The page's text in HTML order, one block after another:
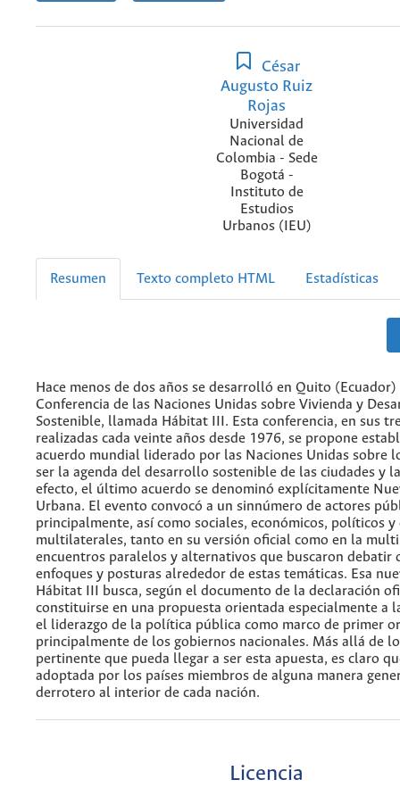
César
Augusto Ruiz
Rojas
Universidad
Nacional de
Colombia - Sede
Bogotá -
Instituto de
Estudios
Urbanos (IEU)
Resumen Texto completo HTML Estadísticas
Hace menos de dos años se desarrolló en Quito
Conferencia de las Naciones Unidas sobre Vivienda y
Sostenible, llamada Hábitat III. Esta conferencia, en sus
realizadas cada veinte años desde 1976, se propone
acuerdo mundial liderado por las Naciones Unidas sobre
ser la agenda del desarrollo sostenible de las ciudades y
efecto, el último acuerdo se denominó explícitamente
Urbana. El evento convocó a un sinnúmero de actores
principalmente, así como sociales, económicos, políticos y
multilaterales, tanto en su versión oficial como en la
encuentros paralelos y alternativos que buscaron debatir
enfoques y posturas alrededor de estas temáticas. Esa
Hábitat III busca, según el documento de la declaración
constituirse en una propuesta orientada especialmente a
el liderazgo de la política pública como marco de primer
principalmente de los gobiernos nacionales. Más allá de
pertinente que pueda llegar a ser esta apuesta, es claro
adoptada por los países miembros de alguna manera
derrotero al interior de cada nación.
Licencia